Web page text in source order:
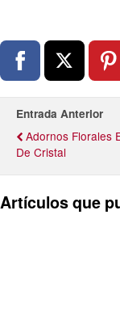
Entrada Anterior
Adornos Florales
De Cristal
Artículos que